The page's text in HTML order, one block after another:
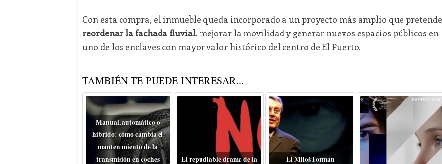
Con esta compra, el inmueble queda incorporado a un proyecto más amplio que pretende
reordenar la fachada fluvial, mejorar la movilidad y generar nuevos espacios públicos en
uno de los enclaves con mayor valor histórico del centro de El Puerto.
TAMBIÉN TE PUEDE INTERESAR...
Manual, automático o
híbrido: cómo cambia el
mantenimiento de la
transmisión en coches
El repudiable drama de la
El Miloš Forman